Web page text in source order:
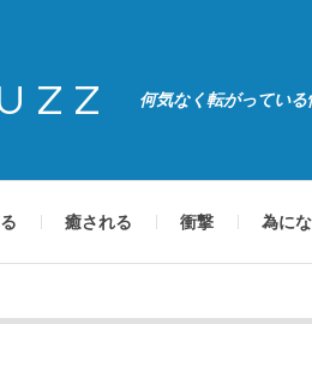
何気なく転がってい
癒される 衝撃 為に